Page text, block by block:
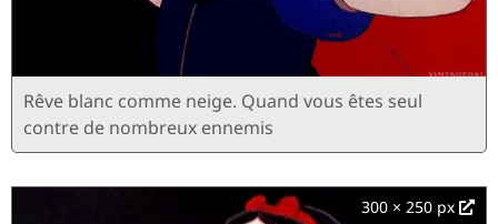
Rêve blanc comme neige. Quand vous êtes seul
contre de nombreux ennemis
300 × 250 px